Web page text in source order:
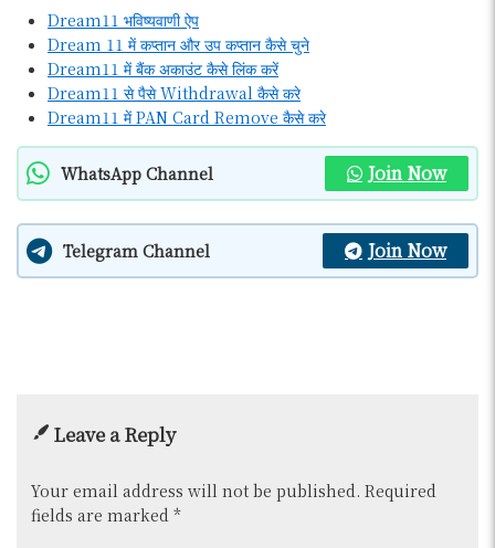
Dream11 भविष्यवाणी ऐप
Dream 11 में कप्तान और उप कप्तान कैसे चुने
Dream11 में बैंक अकाउंट कैसे लिंक करें
Dream11 से पैसे Withdrawal कैसे करे
Dream11 में PAN Card Remove कैसे करे
WhatsApp Channel Join Now
Telegram Channel Join Now
Leave a Reply
Your email address will not be published. Required
fields are marked *